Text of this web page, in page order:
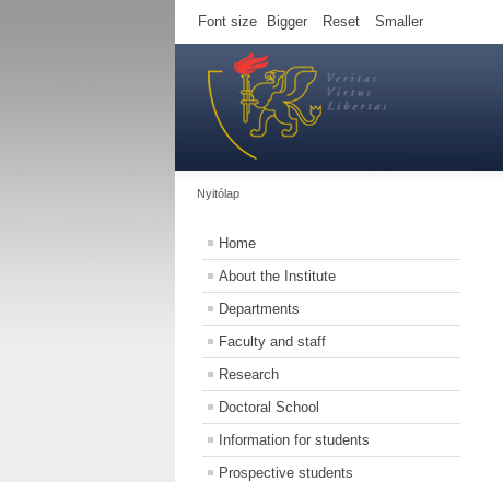
Font size Bigger Reset Smaller
Nyitólap
Home
About the Institute
Departments
Faculty and staff
Research
Doctoral School
Information for students
Prospective students